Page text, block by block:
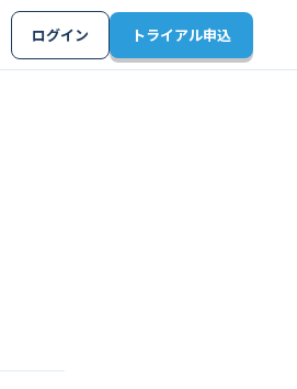
ログイン トライアル申込